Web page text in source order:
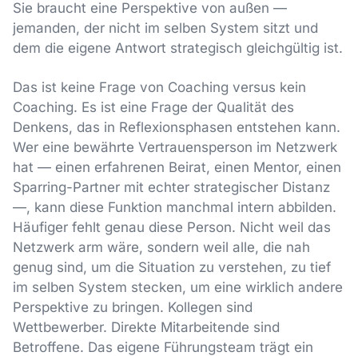
Sie braucht eine Perspektive von außen —
jemanden, der nicht im selben System sitzt und
dem die eigene Antwort strategisch gleichgültig ist.
Das ist keine Frage von Coaching versus kein
Coaching. Es ist eine Frage der Qualität des
Denkens, das in Reflexionsphasen entstehen kann.
Wer eine bewährte Vertrauensperson im Netzwerk
hat — einen erfahrenen Beirat, einen Mentor, einen
Sparring-Partner mit echter strategischer Distanz
—, kann diese Funktion manchmal intern abbilden.
Häufiger fehlt genau diese Person. Nicht weil das
Netzwerk arm wäre, sondern weil alle, die nah
genug sind, um die Situation zu verstehen, zu tief
im selben System stecken, um eine wirklich andere
Perspektive zu bringen. Kollegen sind
Wettbewerber. Direkte Mitarbeitende sind
Betroffene. Das eigene Führungsteam trägt ein